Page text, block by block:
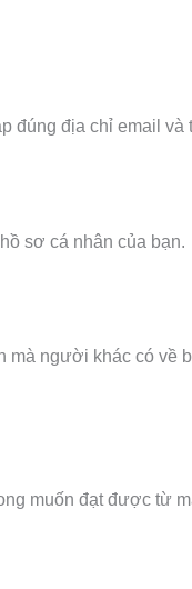
đúng địa chỉ email
sơ cá nhân của bạn.
người khác có về
muốn đạt được từ